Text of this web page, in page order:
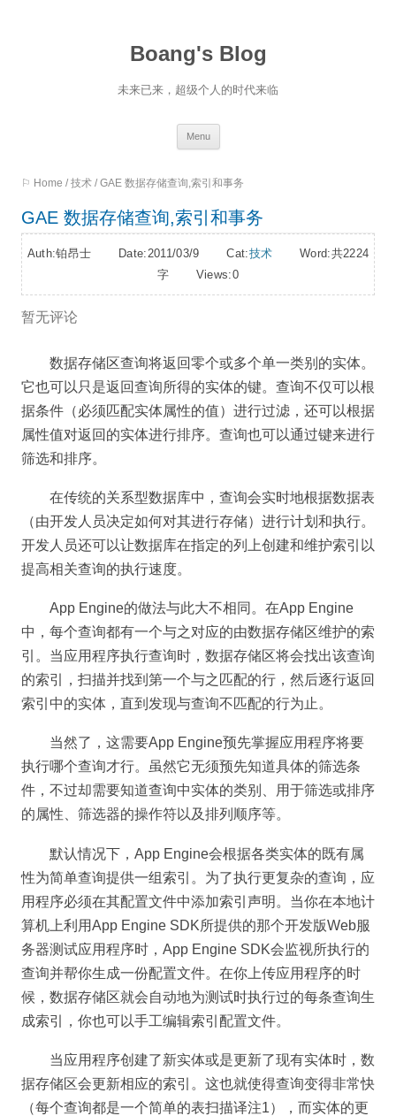
Boang's Blog
未来已来，超级个人的时代来临
Menu
content
⚐ Home / 技术 / GAE 数据存储查询,索引和事务
GAE 数据存储查询,索引和事务
Auth:铂昂士 Date:2011/03/9 Cat:技术 Word:共2224
字 Views:0
暂无评论
数据存储区查询将返回零个或多个单一类别的实体。
它也可以只是返回查询所得的实体的键。查询不仅可以根
据条件（必须匹配实体属性的值）进行过滤，还可以根据
属性值对返回的实体进行排序。查询也可以通过键来进行
筛选和排序。
在传统的关系型数据库中，查询会实时地根据数据表
（由开发人员决定如何对其进行存储）进行计划和执行。
开发人员还可以让数据库在指定的列上创建和维护索引以
提高相关查询的执行速度。
App Engine的做法与此大不相同。在App Engine
中，每个查询都有一个与之对应的由数据存储区维护的索
引。当应用程序执行查询时，数据存储区将会找出该查询
的索引，扫描并找到第一个与之匹配的行，然后逐行返回
索引中的实体，直到发现与查询不匹配的行为止。
当然了，这需要App Engine预先掌握应用程序将要
执行哪个查询才行。虽然它无须预先知道具体的筛选条
件，不过却需要知道查询中实体的类别、用于筛选或排序
的属性、筛选器的操作符以及排列顺序等。
默认情况下，App Engine会根据各类实体的既有属
性为简单查询提供一组索引。为了执行更复杂的查询，应
用程序必须在其配置文件中添加索引声明。当你在本地计
算机上利用App Engine SDK所提供的那个开发版Web服
务器测试应用程序时，App Engine SDK会监视所执行的
查询并帮你生成一份配置文件。在你上传应用程序的时
候，数据存储区就会自动地为测试时执行过的每条查询生
成索引，你也可以手工编辑索引配置文件。
当应用程序创建了新实体或是更新了现有实体时，数
据存储区会更新相应的索引。这也就使得查询变得非常快
（每个查询都是一个简单的表扫描译注1），而实体的更